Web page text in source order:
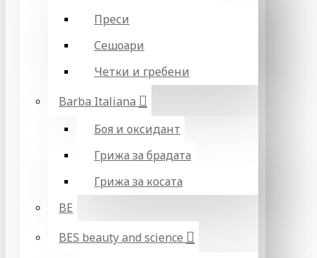
Преси
Сешоари
Четки и гребени
Barba Italiana
Боя и оксидант
Грижа за брадата
Грижа за косата
BE
BES beauty and science